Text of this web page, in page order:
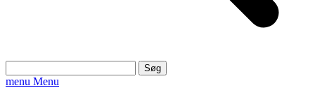
efter:
menu Menu